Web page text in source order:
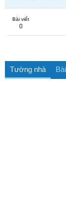
Bài viết
0
Tường nhà